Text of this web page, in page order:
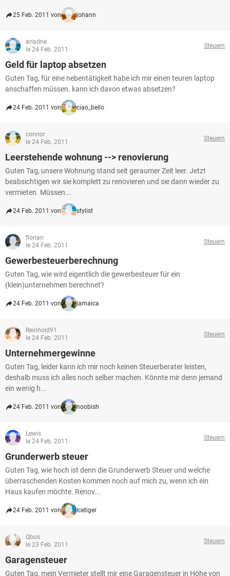
25 Feb. 2011 von johann
ariadne
le 24 Feb. 2011
Steuern
Geld für laptop absetzen
Guten Tag, für eine nebentätigkeit habe ich mir einen teuren laptop
anschaffen müssen. kann ich davon etwas absetzen?
24 Feb. 2011 von ciao_bello
connor
le 24 Feb. 2011
Steuern
Leerstehende wohnung --> renovierung
Guten Tag, unsere Wohnung stand seit geraumer Zeit leer. Jetzt
beabsichtigen wir sie komplett zu renovieren und sie dann wieder zu
vermieten. Müssen...
24 Feb. 2011 von stylist
florian
le 24 Feb. 2011
Steuern
Gewerbesteuerberechnung
Guten Tag, wie wird eigentlich die gewerbesteuer für ein
(klein)unternehmen berechnet?
24 Feb. 2011 von jamaica
Reinhold91
le 24 Feb. 2011
Steuern
Unternehmergewinne
Guten Tag, leider kann ich mir noch keinen Steuerberater leisten,
deshalb muss ich alles noch selber machen. Könnte mir denn jemand
ein wenig h...
24 Feb. 2011 von noobish
Lewis
le 24 Feb. 2011
Steuern
Grunderwerb steuer
Guten Tag, wie hoch ist denn die Grunderwerb Steuer und welche
überraschenden Kosten kommen noch auf mich zu, wenn ich ein
Haus kaufen möchte. Renov...
24 Feb. 2011 von Icetiger
Qbus
le 23 Feb. 2011
Steuern
Garagensteuer
Guten Tag, mein Vermieter stellt mir eine Garagensteuer in Höhe von